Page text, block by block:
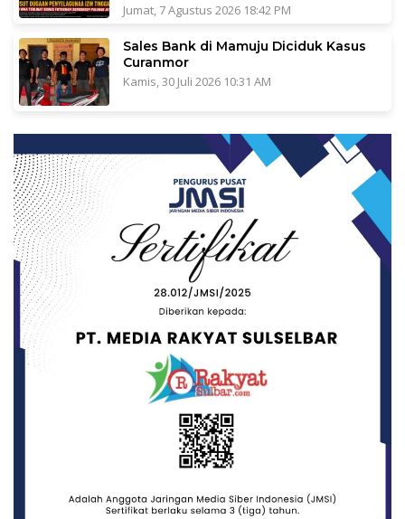
Jumat, 7 Agustus 2026 18:42 PM
Sales Bank di Mamuju Diciduk Kasus
Curanmor
Kamis, 30 Juli 2026 10:31 AM